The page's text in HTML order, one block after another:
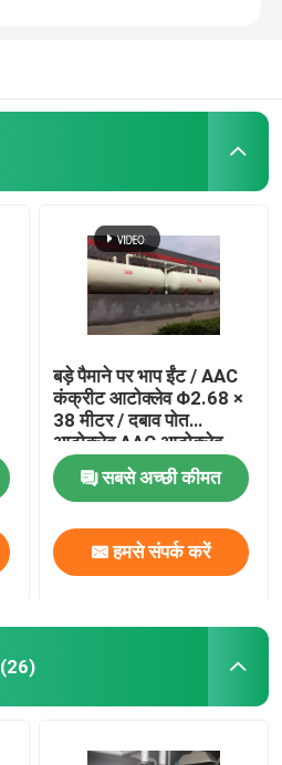
बड़े पैमाने पर भाप ईंट / AAC
कंक्रीट आटोक्लेव Φ2.68 ×
38 मीटर / दबाव पोत
आटोक्लेव AAC आटोक्लेव
सबसे अच्छी कीमत
हमसे संपर्क करें
(26)